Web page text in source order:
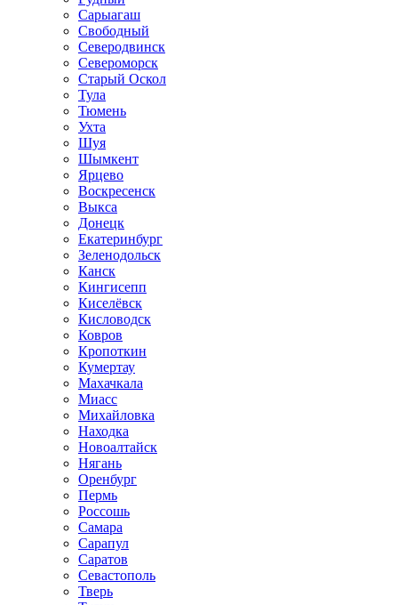
Сарыагаш
Свободный
Северодвинск
Североморск
Старый Оскол
Тула
Тюмень
Ухта
Шуя
Шымкент
Ярцево
Воскресенск
Выкса
Донецк
Екатеринбург
Зеленодольск
Канск
Кингисепп
Киселёвск
Кисловодск
Ковров
Кропоткин
Кумертау
Махачкала
Миасс
Михайловка
Находка
Новоалтайск
Нягань
Оренбург
Пермь
Россошь
Самара
Сарапул
Саратов
Севастополь
Тверь